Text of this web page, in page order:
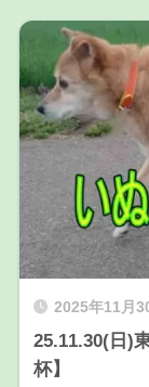
2025年11月
25.11.30(日)
杯】